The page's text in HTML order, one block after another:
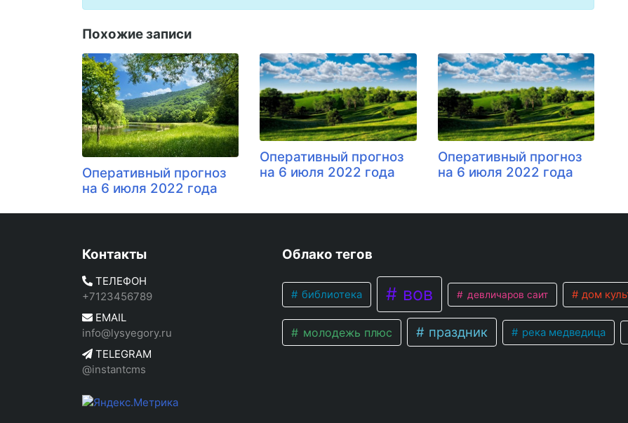
Похожие записи
Оперативный прогноз
на 6 июля 2022 года
Оперативный прогноз
на 6 июля 2022 года
Оперативный прогноз
на 6 июля 2022 года
Контакты
ТЕЛЕФОН
+7123456789
EMAIL
info@lysyegory.ru
TELEGRAM
@instantcms
Облако тегов
библиотека вов девличаров саит дом
молодежь плюс праздник река медведица